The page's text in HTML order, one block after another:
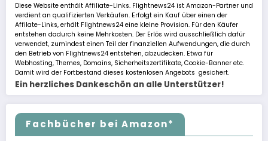
Diese Website enthält Affiliate-Links. Flightnews24 ist Amazon-Partner und
verdient an qualifizierten Verkäufen. Erfolgt ein Kauf über einen der
Affilate-Links, erhält Flightnews24 eine kleine Provision. Für den Käufer
entstehen dadurch keine Mehrkosten. Der Erlös wird ausschließlich dafür
verwendet, zumindest einen Teil der finanziellen Aufwendungen, die durch
den Betrieb von Flightnews24 entstehen, abzudecken. Etwa für
Webhosting, Themes, Domains, Sicherheitszertifikate, Cookie-Banner etc.
Damit wird der Fortbestand dieses kostenlosen Angebots gesichert.
Ein herzliches Dankeschön an alle Unterstützer!
Fachbücher bei Amazon*